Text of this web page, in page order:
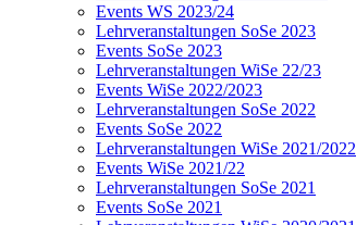
Events WS 2023/24
Lehrveranstaltungen SoSe 2023
Events SoSe 2023
Lehrveranstaltungen WiSe 22/23
Events WiSe 2022/2023
Lehrveranstaltungen SoSe 2022
Events SoSe 2022
Lehrveranstaltungen WiSe 2021/2022
Events WiSe 2021/22
Lehrveranstaltungen SoSe 2021
Events SoSe 2021